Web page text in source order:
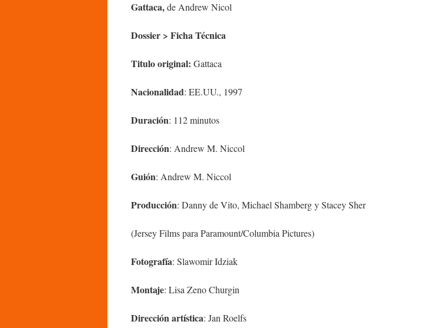
Gattaca,de Andrew Nicol
Dossier > Ficha Técnica
Titulo original: Gattaca
Nacionalidad: EE.UU., 1997
Duración: 112 minutos
Dirección: Andrew M. Niccol
Guión: Andrew M. Niccol
Producción: Danny de Vito, Michael Shamberg y Stacey Sher
(Jersey Films para Paramount/Columbia Pictures)
Fotografía: Slawomir Idziak
Montaje: Lisa Zeno Churgin
Dirección artística: Jan Roelfs